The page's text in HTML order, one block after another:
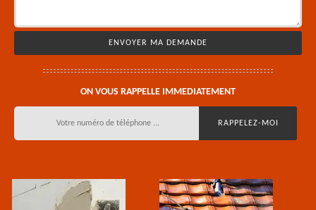
ON VOUS RAPPELLE IMMEDIATEMENT